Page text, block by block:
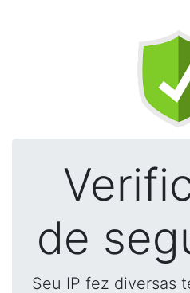
de
Seu IP fez diversas